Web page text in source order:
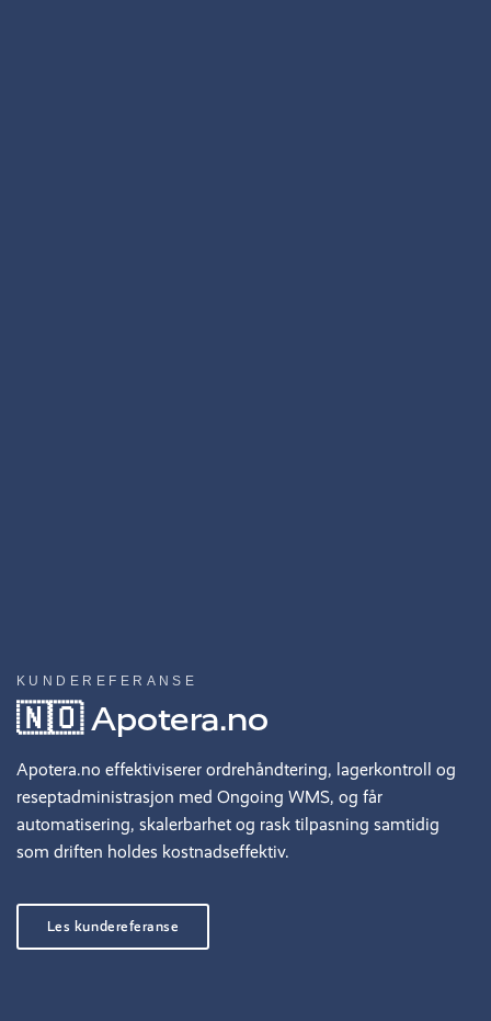
KUNDEREFERANSE
🇳🇴 Apotera.no
Apotera.no effektiviserer ordrehåndtering, lagerkontroll og
reseptadministrasjon med Ongoing WMS, og får
automatisering, skalerbarhet og rask tilpasning samtidig
som driften holdes kostnadseffektiv.
Les kundereferanse